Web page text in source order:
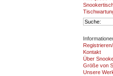
Kontakt
Über
Größe von
Unsere